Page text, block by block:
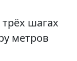
шагах
метров